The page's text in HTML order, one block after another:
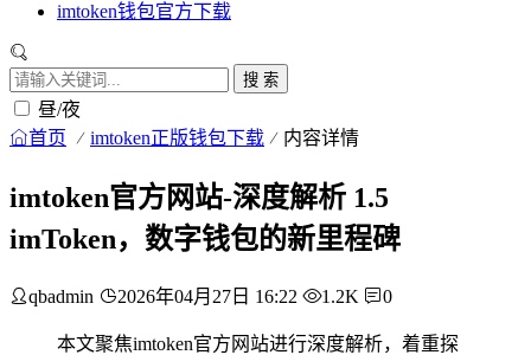
imtoken钱包官方下载
搜 索
昼/夜
首页 imtoken正版钱包下载 内容详情
imtoken官方网站-深度解析 1.5
imToken，数字钱包的新里程碑
qbadmin 2026年04月27日 16:22 1.2K 0
本文聚焦imtoken官方网站进行深度解析，着重探